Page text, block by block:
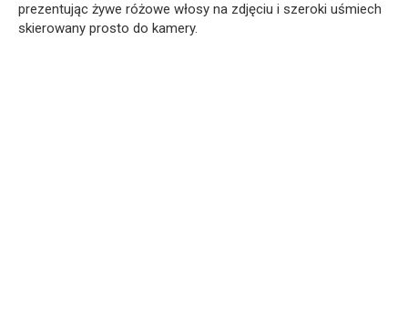
prezentując żywe różowe włosy na zdjęciu i szeroki uśmiech
skierowany prosto do kamery.